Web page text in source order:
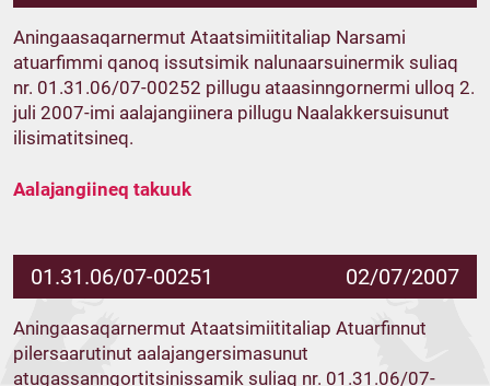
Aningaasaqarnermut Ataatsimiititaliap Narsami
atuarfimmi qanoq issutsimik nalunaarsuinermik suliaq
nr. 01.31.06/07-00252 pillugu ataasinngornermi ulloq 2.
juli 2007-imi aalajangiinera pillugu Naalakkersuisunut
ilisimatitsineq.
Aalajangiineq takuuk
01.31.06/07-00251 02/07/2007
Aningaasaqarnermut Ataatsimiititaliap Atuarfinnut
pilersaarutinut aalajangersimasunut
atugassanngortitsinissamik suliaq nr. 01.31.06/07-